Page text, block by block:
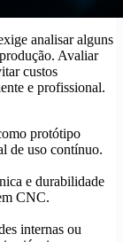
analisar alguns
Avaliar
custos
e profissional.
protótipo
de uso contínuo.
e durabilidade
CNC.
internas ou